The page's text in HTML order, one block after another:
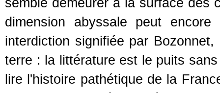
semble demeurer à la surface des
dimension abyssale peut
interdiction signifiée par
terre : la littérature est le puits
lire l'histoire pathétique de la